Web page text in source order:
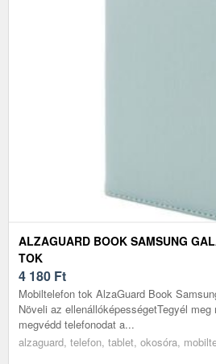
ALZAGUARD BOOK SAMSUNG
TOK
4 180 Ft
Mobiltelefon tok AlzaGuard Book
Növeli az ellenállóképességetTegyél
megvédd telefonodat a...
alzaguard, telefon, tablet, okosóra,